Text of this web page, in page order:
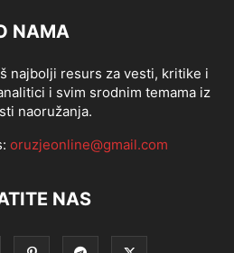
NAMA
najbolji resurs za vesti, kritike i
i svim srodnim temama iz
naoružanja.
oruzjeonline@gmail.com
NAS